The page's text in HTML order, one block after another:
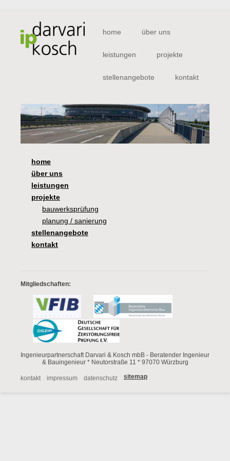
Navigation
überspringen
home über uns
leistungen projekte
stellenangebote kontakt
home
über uns
leistungen
projekte
bauwerksprüfung
planung / sanierung
stellenangebote
kontakt
Mitgliedschaften:
Ingenieurpartnerschaft Darvari & Kosch mbB - Beratender Ingenieur
& Bauingenieur * Neutorstraße 11 * 97070 Würzburg
Navigation
kontakt impressum datenschutz sitemap